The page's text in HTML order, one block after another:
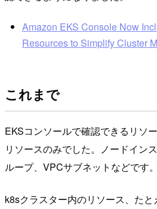
Amazon EKS Console Now
Resources to Simplify Cluster
これまで
EKSコンソールで確認できるリソ
リソースのみでした。ノードイン
ループ、VPCサブネットなどです。
k8sクラスター内のリソース、た